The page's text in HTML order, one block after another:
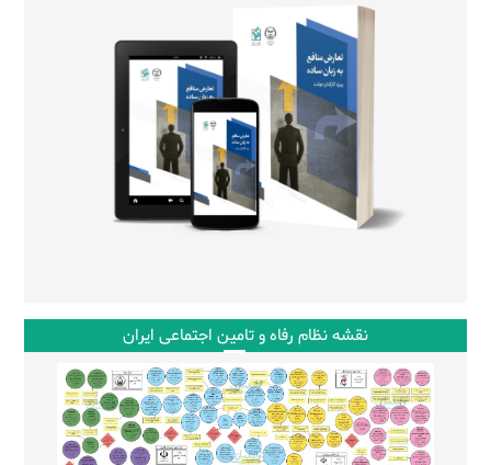
نقشه نظام رفاه و تامین اجتماعی ایران